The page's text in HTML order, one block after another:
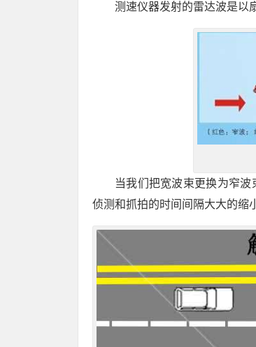
测速仪器发射的雷达波是以
当我们把宽波束更换为窄
侦测和抓拍的时间间隔大大的缩